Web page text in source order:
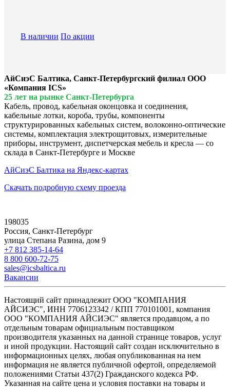
В наличии По акции
АйСиэС Балтика, Санкт-Петербургский филиал ООО
«Компания ICS»
25 лет на рынке Санкт-Петербурга
Кабель, провод, кабельная оконцовка и соединения,
кабельные лотки, короба, трубы, компоненты
структурированных кабельных систем, волоконно-оптические
системы, комплектация электрощитовых, измерительные
приборы, инструмент, диспетчерская мебель и кресла — со
склада в Санкт-Петербурге и Москве
АйСиэС Балтика на Яндекс-картах
Скачать подробную схему проезда
198035
Россия, Санкт-Петербург
улица Степана Разина, дом 9
+7 812 385-14-64
8 800 600-72-75
sales@icsbaltica.ru
Вакансии
Настоящий сайт принадлежит ООО "КОМПАНИЯ
АЙСИЭС", ИНН 7706123342 / КПП 770101001, компания
ООО "КОМПАНИЯ АЙСИЭС" является продавцом, а по
отдельным товарам официальным поставщиком
производителя указанных на данной странице товаров, услуг
и иной продукции. Настоящий сайт создан исключительно в
информационных целях, любая опубликованная на нем
информация не является публичной офертой, определяемой
положениями Статьи 437(2) Гражданского кодекса РФ.
Указанная на сайте цена и условия поставки на товары и